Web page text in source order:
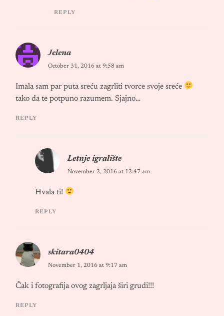
REPLY
Jelena
October 31, 2016 at 9:58 am
Imala sam par puta sreću zagrliti tvorce svoje sreće
tako da te potpuno razumem. Sjajno…
REPLY
Letnje igralište
November 2, 2016 at 12:47 am
Hvala ti!
REPLY
skitara0404
November 1, 2016 at 9:17 am
Čak i fotografija ovog zagrljaja širi grudi!!!
REPLY